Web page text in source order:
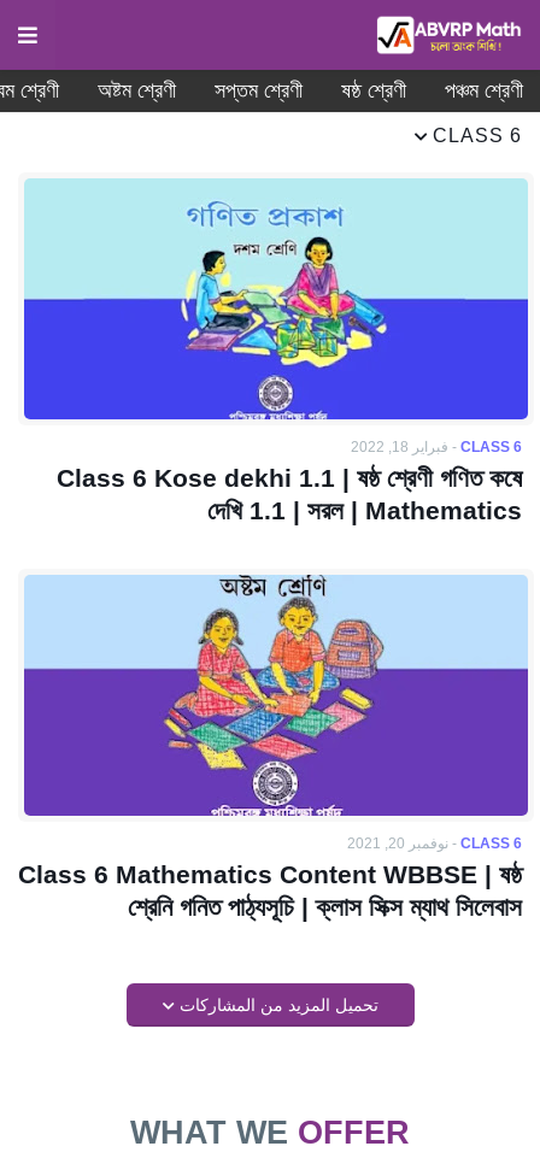
পঞ্চম শ্রেণী
ষষ্ঠ শ্রেণী
সপ্তম শ্রেণী
অষ্টম শ্রেণী
শ্রেণী
CLASS 6
CLASS 6
- فبراير 18, 2022
Class 6 Kose dekhi 1.1 | ষষ্ঠ শ্রেণী গণিত কষে
দেখি 1.1 | সরল | Mathematics
CLASS 6
- نوفمبر 20, 2021
Class 6 Mathematics Content WBBSE | ষষ্ঠ
শ্রেনি গনিত পাঠ্যসূচি | ক্লাস সিক্স ম্যাথ সিলেবাস
تحميل المزيد من المشاركات
WHAT WE OFFER